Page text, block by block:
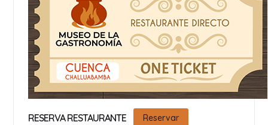
RESERVA RESTAURANTE
Reservar